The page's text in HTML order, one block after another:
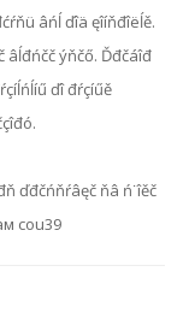
âńĺ ďîä ęîíňđîëĺě.
âĺđńčč ýňčő. Ďđčáîđ
ďî đŕçíűě
ďđčńňŕâęč ňâ ń˙îěč
cou39